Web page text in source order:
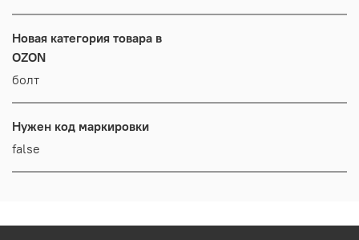
Новая категория товара в
OZON
болт
Нужен код маркировки
false